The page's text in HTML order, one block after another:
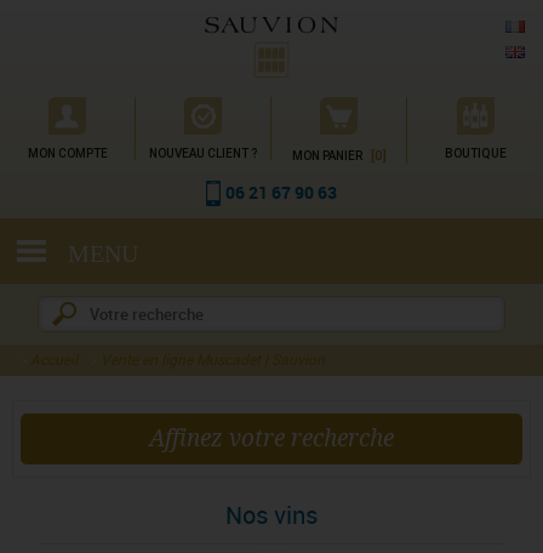
MON COMPTE NOUVEAU CLIENT ? MON PANIER [0] BOUTIQUE
06 21 67 90 63
MENU
Affinez votre recherche
Nos vins